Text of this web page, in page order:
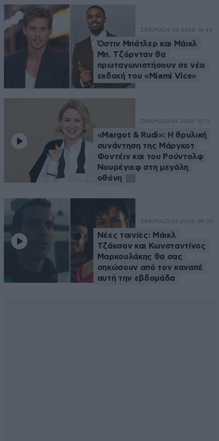
ΣΙΝΕΜΑ24·04·2026 14:40
Όστιν Μπάτλερ και Μάικλ
Μπ. Τζόρνταν θα
πρωταγωνιστήσουν σε νέα
εκδοχή του «Miami Vice»
ΣΙΝΕΜΑ23·04·2026 12:11
«Margot & Rudi»: Η θρυλική
συνάντηση της Μάργκοτ
Φοντέιν και του Ρούντολφ
Νουρέγιεφ στη μεγάλη
οθόνη
ΣΙΝΕΜΑ23·04·2026 08:00
Νέες ταινίες: Μάικλ
Τζάκσον και Κωνσταντίνος
Μαρκουλάκης θα σας
σηκώσουν από τον καναπέ
αυτή την εβδομάδα